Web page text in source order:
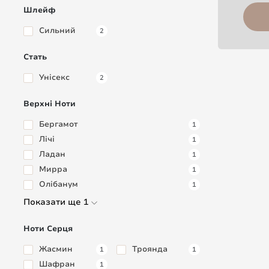
Шлейф
Сильний
2
Стать
Унісекс
2
Верхні Ноти
Бергамот
1
Лічі 1
Ладан 1
Мирра 1
Олібанум 1
Показати ще 1
Ноти Серця
Жасмин
1 Троянда 1
Шафран 1